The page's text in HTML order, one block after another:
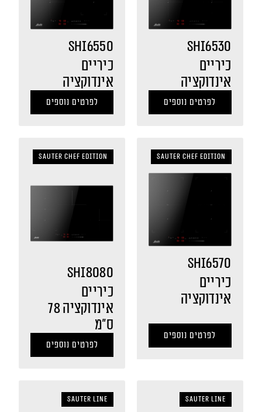
SHI6530
כיריים
אינדוקציה
לפרטים נוספים
SHI6550
כיריים
אינדוקציה
לפרטים נוספים
Sauter Chef Edition
SHI6570
כיריים
אינדוקציה
לפרטים נוספים
Sauter Chef Edition
SHI8080
כיריים
אינדוקציה 78
ס"מ
לפרטים נוספים
sauter LINE
sauter LINE